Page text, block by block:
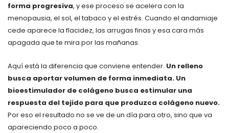
forma progresiva, y ese proceso se acelera con la
menopausia, el sol, el tabaco y el estrés. Cuando el andamiaje
cede aparece la flacidez, las arrugas finas y esa cara más
apagada que te mira por las mañanas.
Aquí está la diferencia que conviene entender. Un relleno
busca aportar volumen de forma inmediata. Un
bioestimulador de colágeno busca estimular una
respuesta del tejido para que produzca colágeno nuevo.
Por eso el resultado no se ve de un día para otro, sino que va
apareciendo poco a poco.